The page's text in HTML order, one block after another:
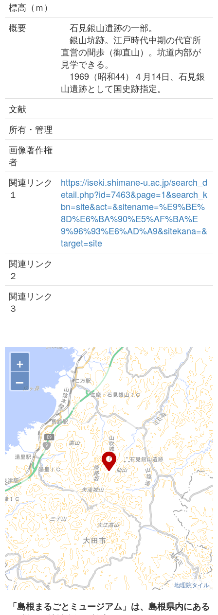
標高（ｍ）
概要
石見銀山遺跡の一部。
銀山坑跡。江戸時代中期の代官所
直営の間歩（御直山）。坑道内部が
見学できる。
1969（昭和44）４月14日、石見銀
山遺跡として国史跡指定。
文献
所有・管理
画像著作権
者
関連リンク
１
https://iseki.shimane-u.ac.jp/search_d
etail.php?id=7463&page=1&search_k
bn=site&act=&sitename=%E9%BE%
8D%E6%BA%90%E5%AF%BA%E
9%96%93%E6%AD%A9&sitekana=&
target=site
関連リンク
２
関連リンク
３
+
–
地理院タイル
「島根まるごとミュージアム」は、島根県内にある